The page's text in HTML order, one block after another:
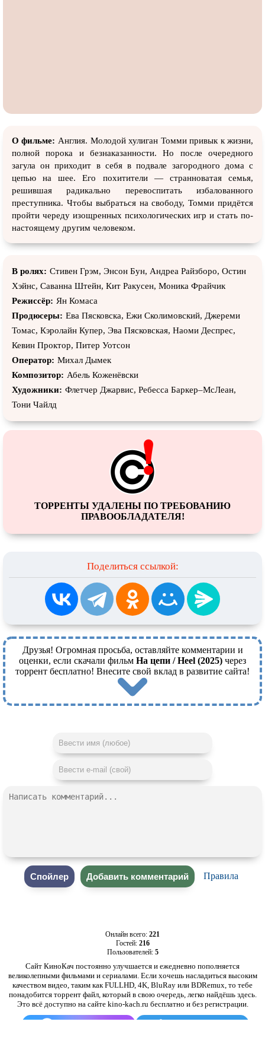
О фильме: Англия. Молодой хулиган Томми привык к жизни,
полной порока и безнаказанности. Но после очередного
загула он приходит в себя в подвале загородного дома с
цепью на шее. Его похитители — странноватая семья,
решившая радикально перевоспитать избалованного
преступника. Чтобы выбраться на свободу, Томми придётся
пройти череду изощренных психологических игр и стать по-
настоящему другим человеком.
В ролях: Стивен Грэм, Энсон Бун, Андреа Райзборо, Остин
Хэйнс, Саванна Штейн, Кит Ракусен, Моника Фрайчик
Режиссёр: Ян Комаса
Продюсеры: Ева Пясковска, Ежи Сколимовский, Джереми
Томас, Кэролайн Купер, Эва Пясковская, Наоми Деспрес,
Кевин Проктор, Питер Уотсон
Оператор: Михал Дымек
Композитор: Абель Коженёвски
Художники: Флетчер Джарвис, Ребеccа Баркер–МcЛеан,
Тони Чайлд
ТОРРЕНТЫ УДАЛЕНЫ ПО ТРЕБОВАНИЮ
ПРАВООБЛАДАТЕЛЯ!
Поделиться ссылкой:
Друзья! Огромная просьба, оставляйте комментарии и
оценки, если скачали фильм На цепи / Heel (2025) через
торрент бесплатно! Внесите свой вклад в развитие сайта!
Правила
Онлайн всего: 221
Гостей: 216
Пользователей: 5
Сайт КиноКач постоянно улучшается и ежедневно пополняется
великолепными фильмами и сериалами. Если хочешь насладиться высоким
качеством видео, таким как FULLHD, 4K, BluRay или BDRemux, то тебе
понадобится торрент файл, который в свою очередь, легко найдёшь здесь.
Это всё доступно на сайте kino-kach.ru бесплатно и без регистрации.